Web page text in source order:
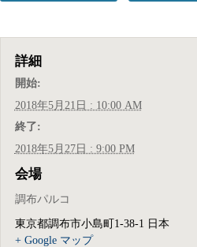
詳細
開始:
2018年5月21日 : 10:00 AM
終了:
2018年5月27日 : 9:00 PM
会場
調布パルコ
東京都調布市小島町1-38-1
日本
+ Google マップ